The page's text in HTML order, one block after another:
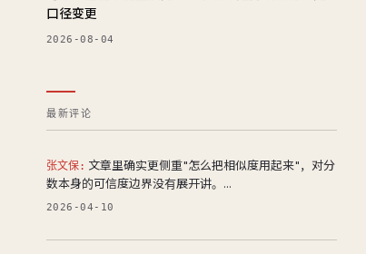
口径变更
2026-08-04
最新评论
张文保:
数本身的可信度边界没有展开讲。...
2026-04-10